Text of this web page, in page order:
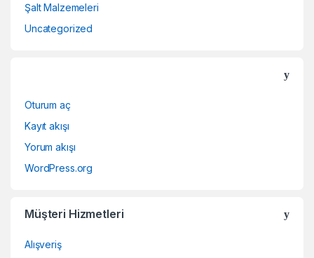
Şalt Malzemeleri
Uncategorized
Oturum aç
Kayıt akışı
Yorum akışı
WordPress.org
Müşteri Hizmetleri
Alışveriş